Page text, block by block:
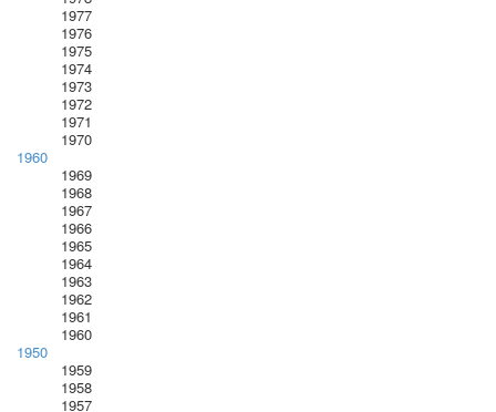
1977
1976
1975
1974
1973
1972
1971
1970
1960
1969
1968
1967
1966
1965
1964
1963
1962
1961
1960
1950
1959
1958
1957